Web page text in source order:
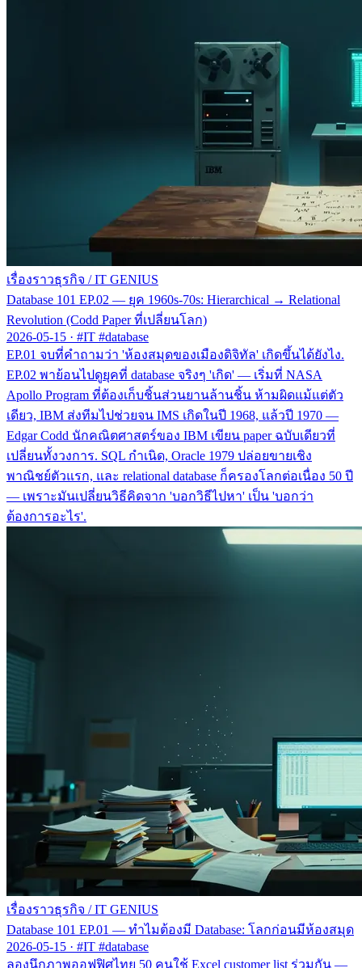
เรื่องราวธุรกิจ / IT GENIUS
Database 101 EP.02 — ยุค 1960s-70s: Hierarchical → Relational
Revolution (Codd Paper ที่เปลี่ยนโลก)
2026-05-15 · #IT #database
EP.01 จบที่คำถามว่า 'ห้องสมุดของเมืองดิจิทัล' เกิดขึ้นได้ยังไง.
EP.02 พาย้อนไปดูยุคที่ database จริงๆ 'เกิด' — เริ่มที่ NASA
Apollo Program ที่ต้องเก็บชิ้นส่วนยานล้านชิ้น ห้ามผิดแม้แต่ตัว
เดียว, IBM ส่งทีมไปช่วยจน IMS เกิดในปี 1968, แล้วปี 1970 —
Edgar Codd นักคณิตศาสตร์ของ IBM เขียน paper ฉบับเดียวที่
เปลี่ยนทั้งวงการ. SQL กำเนิด, Oracle 1979 ปล่อยขายเชิง
พาณิชย์ตัวแรก, และ relational database ก็ครองโลกต่อเนื่อง 50 ปี
— เพราะมันเปลี่ยนวิธีคิดจาก 'บอกวิธีไปหา' เป็น 'บอกว่า
ต้องการอะไร'.
เรื่องราวธุรกิจ / IT GENIUS
Database 101 EP.01 — ทำไมต้องมี Database: โลกก่อนมีห้องสมุด
2026-05-15 · #IT #database
ลองนึกภาพออฟฟิศไทย 50 คนใช้ Excel customer list ร่วมกัน —